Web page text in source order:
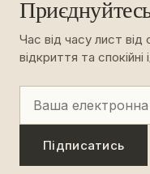
Час від часу лист від
відкриття та
Підписатись